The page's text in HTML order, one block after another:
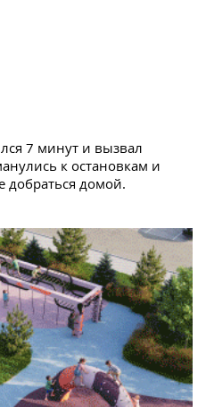
7 минут и вызвал
к остановкам и
добраться домой.